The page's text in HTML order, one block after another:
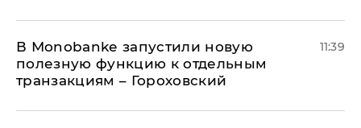
В Мonobankе запустили новую
полезную функцию к отдельным
транзакциям – Гороховский
11:39